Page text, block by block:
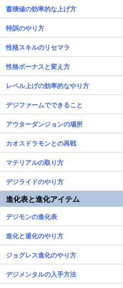
蓄積値の効率的な上げ方
特訓のやり方
性格スキルのリセマラ
性格ボーナスと変え方
レベル上げの効率的なやり方
デジファームでできること
アウターダンジョンの場所
カオスドラモンとの再戦
マテリアルの取り方
デジライドのやり方
進化表と進化アイテム
デジモンの進化表
進化と退化のやり方
ジョグレス進化のやり方
デジメンタルの入手方法